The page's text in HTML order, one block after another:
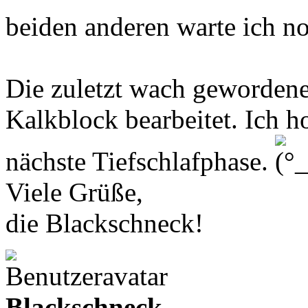
beiden anderen warte ich
Die zuletzt wach
Kalkblock bearbeitet. Ich
nächste Tiefschlafphase.
Viele Grüße,
die Blackschneck!